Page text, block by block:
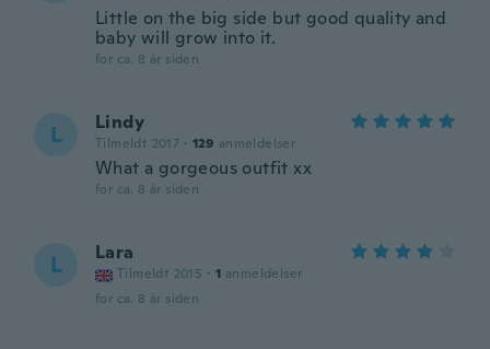
Little on the big side but good quality and
baby will grow into it.
for ca. 8 år siden
L Lindy
Tilmeldt 2017 · 129 anmeldelser
What a gorgeous outfit xx
for ca. 8 år siden
L Lara
Tilmeldt 2015 · 1 anmeldelser
for ca. 8 år siden